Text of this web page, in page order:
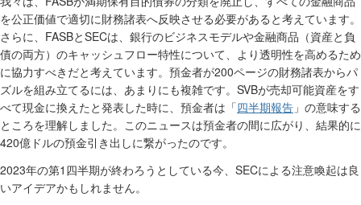
を公正価値で適切に財務諸表へ反映させる必要があると考えています。
さらに、 FASBと SECは、銀行のビジネスモデルや金融商品（資産と負
債の両方）のキャッシュフロー特性について、より透明性を高めるため
に協力すべきだと考えています。預金者が200ページの財務諸表からパ
ズルを組み立てるには、あまりにも複雑です。 SVBが売却可能資産をす
べて現金に換えたと発表した時に、預金者は「 四半期報告 」の意味する
ところを理解しました。このニュースは預金者の間に広がり、結果的に
420億ドルの預金引き出しに繋がったのです。
2023年の第1 四半期が終わろうとしている今、 SECによる注意喚起は良
いアイデアかもしれません。